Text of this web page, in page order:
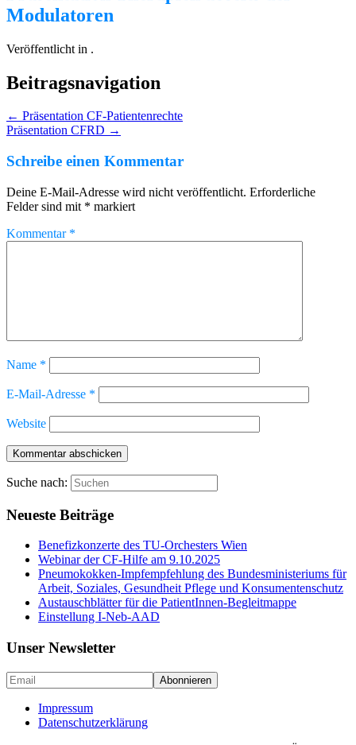
Modulatoren
Veröffentlicht in .
Beitragsnavigation
← Präsentation CF-Patientenrechte
Präsentation CFRD →
Schreibe einen Kommentar
Deine E-Mail-Adresse wird nicht veröffentlicht. Erforderliche
Felder sind mit * markiert
Kommentar *
Name *
E-Mail-Adresse *
Website
Suche nach:
Neueste Beiträge
Benefizkonzerte des TU-Orchesters Wien
Webinar der CF-Hilfe am 9.10.2025
Pneumokokken-Impfempfehlung des Bundesministeriums für
Arbeit, Soziales, Gesundheit Pflege und Konsumentenschutz
Austauschblätter für die PatientInnen-Begleitmappe
Einstellung I-Neb-AAD
Unser Newsletter
Impressum
Datenschutzerklärung